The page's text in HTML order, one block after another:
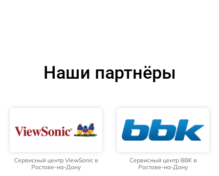
Наши партнёры
Сервисный центр ViewSonic в
Ростове-на-Дону
Сервисный центр BBK в
Ростове-на-Дону